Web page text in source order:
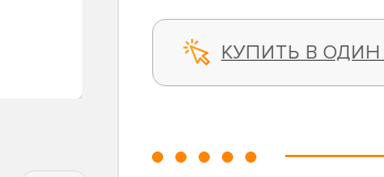
КУПИТЬ В